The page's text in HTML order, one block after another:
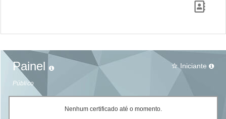
Painel
Público
star_border Iniciante
Nenhum certificado até o momento.